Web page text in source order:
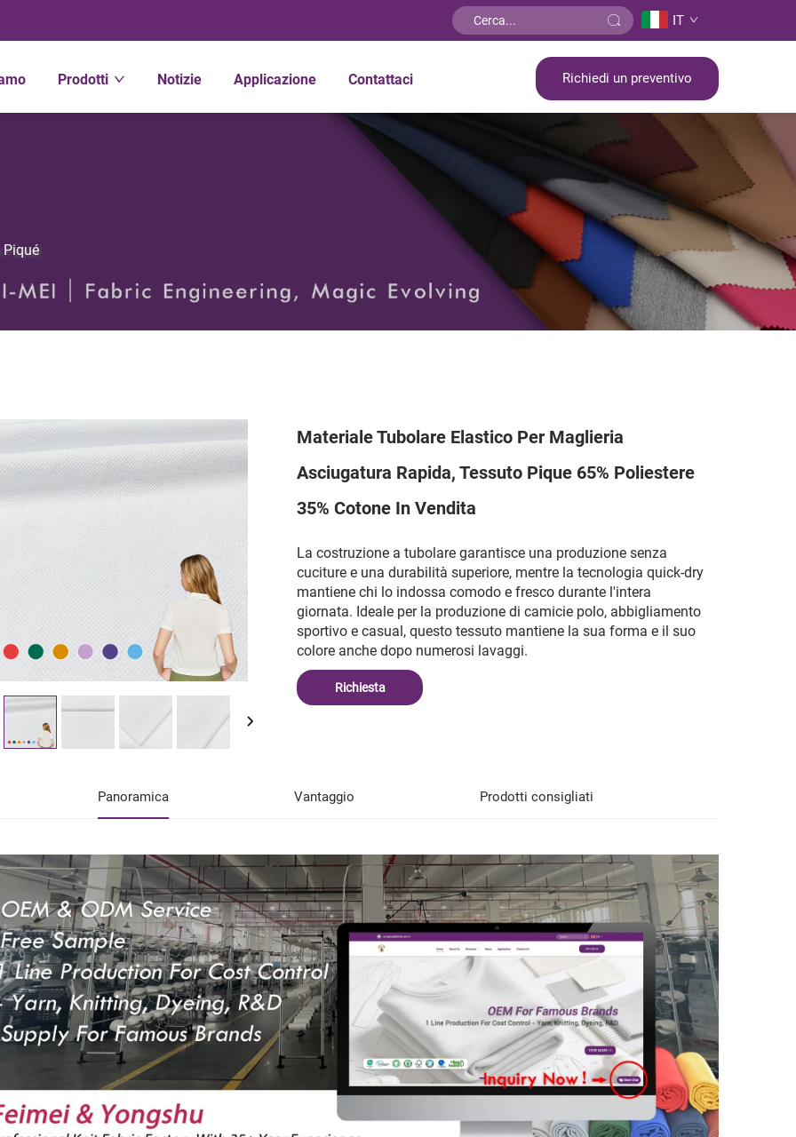
IT
Prodotti Notizie Applicazione Contattaci Richiedi un preventivo
Piqué
Materiale Tubolare Elastico Per Maglieria
Asciugatura Rapida, Tessuto Pique 65% Poliestere
35% Cotone In Vendita
La costruzione a tubolare garantisce una produzione senza
cuciture e una durabilità superiore, mentre la tecnologia quick-dry
mantiene chi lo indossa comodo e fresco durante l'intera
giornata. Ideale per la produzione di camicie polo, abbigliamento
sportivo e casual, questo tessuto mantiene la sua forma e il suo
colore anche dopo numerosi lavaggi.
Richiesta
Panoramica Vantaggio Prodotti consigliati